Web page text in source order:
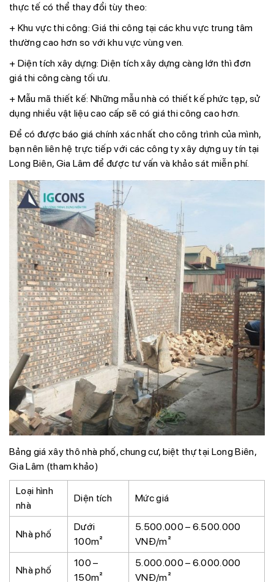
thực tế có thể thay đổi tùy theo:
+ Khu vực thi công:Giá thi công tại các khu vực trung tâm
thường cao hơn so với khu vực vùng ven.
+ Diện tích xây dựng: Diện tích xây dựng càng lớn thì đơn
giá thi công càng tối ưu.
+ Mẫu mã thiết kế: Những mẫu nhà có thiết kế phức tạp, sử
dụng nhiều vật liệu cao cấp sẽ có giá thi công cao hơn.
Để có được báo giá chính xác nhất cho công trình của mình,
bạn nên liên hệ trực tiếp với các công ty xây dựng uy tín tại
Long Biên, Gia Lâm để được tư vấn và khảo sát miễn phí.
Bảng giá xây thô nhà phố, chung cư, biệt thự tại Long Biên,
Gia Lâm (tham khảo)
Loại hình
nhà
Diện tích Mức giá
Nhà phố
Dưới
100m²
5.500.000 – 6.500.000
VNĐ/m²
Nhà phố
100 –
150m²
5.000.000 – 6.000.000
VNĐ/m²